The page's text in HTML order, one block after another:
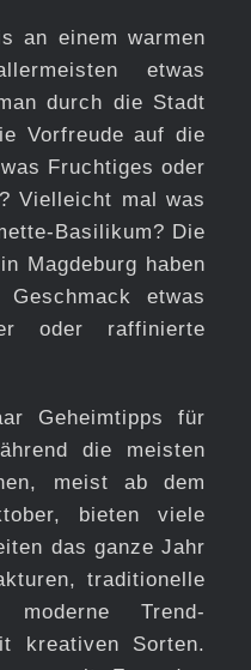
an einem warmen
etwas
durch die Stadt
Vorfreude auf die
Fruchtiges oder
Vielleicht mal was
Basilikum? Die
Magdeburg haben
etwas
oder raffinierte
Geheimtipps für
die meisten
meist ab dem
bieten viele
das ganze Jahr
traditionelle
moderne Trend-
kreativen Sorten.